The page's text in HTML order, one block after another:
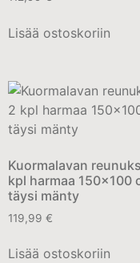
Lisää ostoskoriin
Kuormalavan
kpl harmaa 150×100
täysi mänty
119,99 €
Lisää ostoskoriin